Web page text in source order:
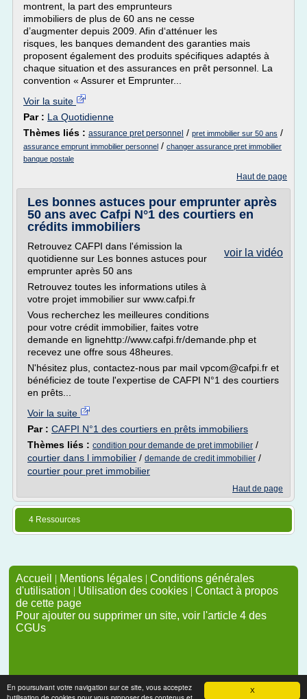
X
En poursuivant votre navigation sur ce site, vous acceptez
montrent, la part des emprunteurs
immobiliers de plus de 60 ans ne cesse
d’augmenter depuis 2009. Afin d‘atténuer les
risques, les banques demandent des garanties mais
proposent également des produits spécifiques adaptés à
chaque situation et des assurances en prêt personnel. La
convention « Assurer et Emprunter...
Voir la suite
Par : La Quotidienne
Thèmes liés : assurance pret personnel / pret immobilier sur 50 ans /
assurance emprunt immobilier personnel / changer assurance pret immobilier
banque postale
Haut de page
Les bonnes astuces pour emprunter après
50 ans avec Cafpi N°1 des courtiers en
crédits immobiliers
voir la vidéo
Retrouvez CAFPI dans l'émission la
quotidienne sur Les bonnes astuces pour
emprunter après 50 ans
Retrouvez toutes les informations utiles à
votre projet immobilier sur www.cafpi.fr
Vous recherchez les meilleures conditions
pour votre crédit immobilier, faites votre
demande en lignehttp://www.cafpi.fr/demande.php et
recevez une offre sous 48heures.
N'hésitez plus, contactez-nous par mail vpcom@cafpi.fr et
bénéficiez de toute l'expertise de CAFPI N°1 des courtiers
en prêts...
Voir la suite
Par : CAFPI N°1 des courtiers en prêts immobiliers
Thèmes liés : condition pour demande de pret immobilier /
courtier dans l immobilier / demande de credit immobilier /
courtier pour pret immobilier
Haut de page
4 Ressources
Accueil | Mentions légales | Conditions générales
d'utilisation | Utilisation des cookies | Contact à propos
de cette page
Pour ajouter ou supprimer un site, voir l'article 4 des
CGUs